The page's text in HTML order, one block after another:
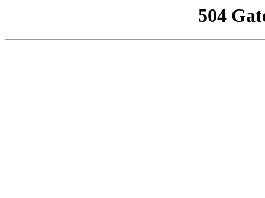
504